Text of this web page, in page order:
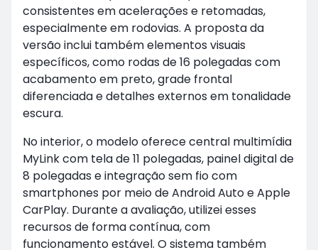
consistentes em acelerações e retomadas,
especialmente em rodovias. A proposta da
versão inclui também elementos visuais
específicos, como rodas de 16 polegadas com
acabamento em preto, grade frontal
diferenciada e detalhes externos em tonalidade
escura.
No interior, o modelo oferece central multimídia
MyLink com tela de 11 polegadas, painel digital de
8 polegadas e integração sem fio com
smartphones por meio de Android Auto e Apple
CarPlay. Durante a avaliação, utilizei esses
recursos de forma contínua, com
funcionamento estável. O sistema também